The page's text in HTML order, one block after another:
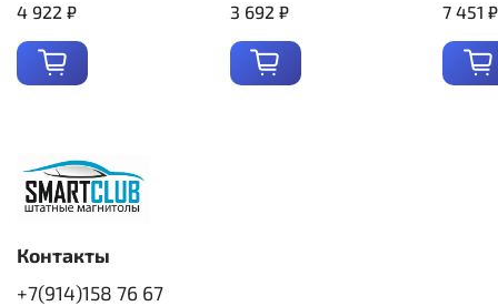
4 922 ₽ 3 692 ₽ 7 451 ₽
Контакты
+7(914)158 76 67